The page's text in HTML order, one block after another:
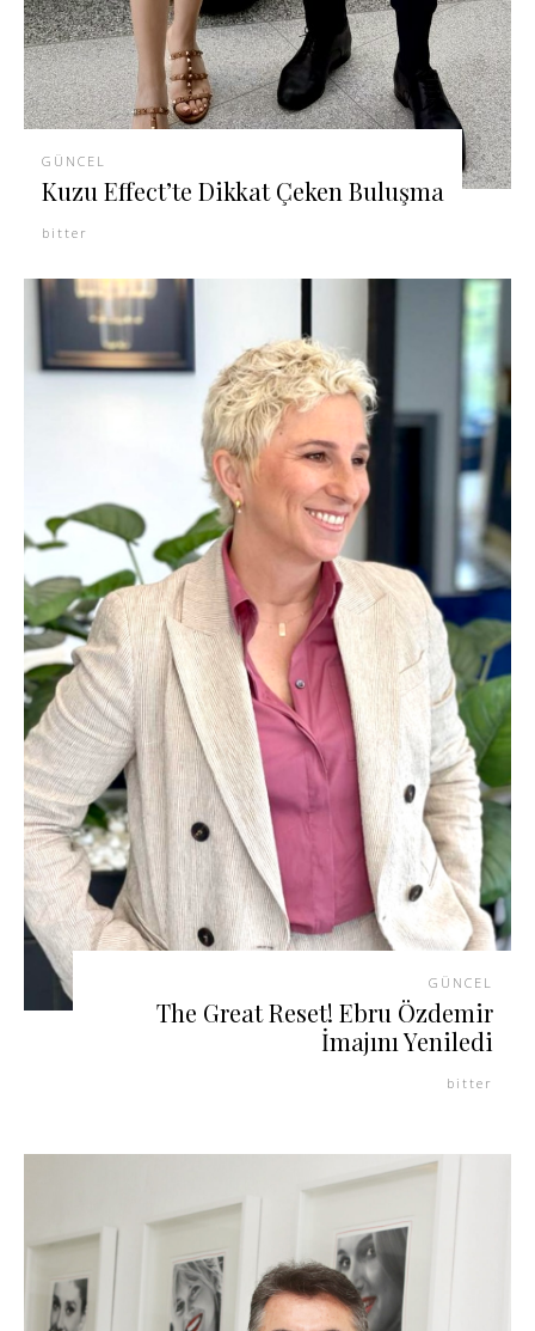
GÜNCEL
Kuzu Effect’te Dikkat Çeken Buluşma
bitter
GÜNCEL
The Great Reset! Ebru Özdemir
İmajını Yeniledi
bitter